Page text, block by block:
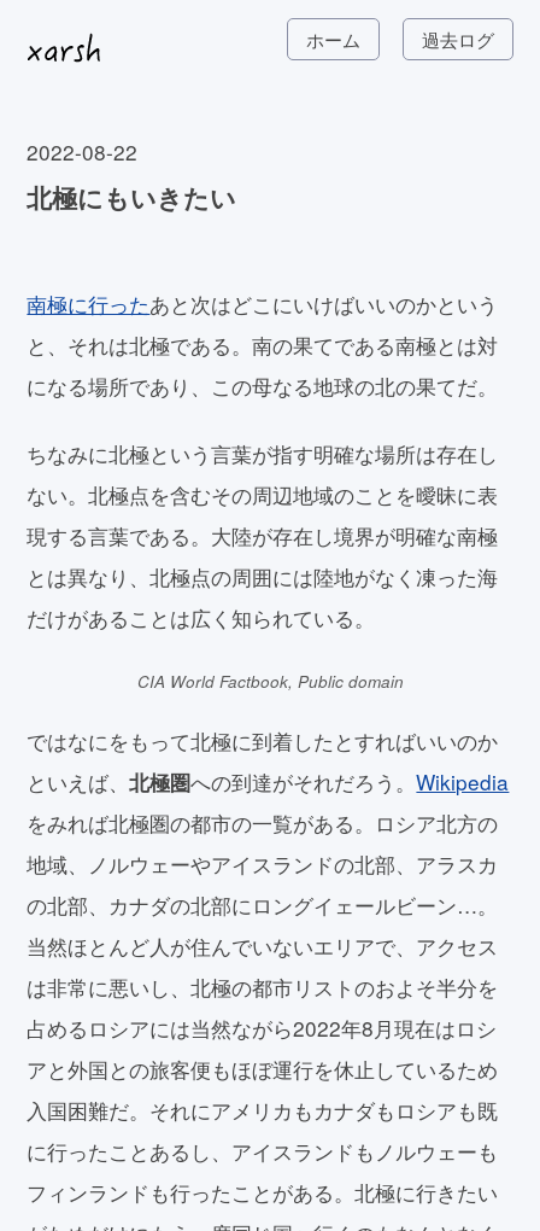
ホーム 過去ログ
2022-08-22
北極にもいきたい
南極に行ったあと次はどこにいけばいいのかという
と、それは北極である。南の果てである南極とは対
になる場所であり、この母なる地球の北の果てだ。
ちなみに北極という言葉が指す明確な場所は存在し
ない。北極点を含むその周辺地域のことを曖昧に表
現する言葉である。大陸が存在し境界が明確な南極
とは異なり、北極点の周囲には陸地がなく凍った海
だけがあることは広く知られている。
CIA World Factbook, Public domain
ではなにをもって北極に到着したとすればいいのか
といえば、北極圏への到達がそれだろう。Wikipedia
をみれば北極圏の都市の一覧がある。ロシア北方の
地域、ノルウェーやアイスランドの北部、アラスカ
の北部、カナダの北部にロングイェールビーン…。
当然ほとんど人が住んでいないエリアで、アクセス
は非常に悪いし、北極の都市リストのおよそ半分を
占めるロシアには当然ながら2022年8月現在はロシ
アと外国との旅客便もほぼ運行を休止しているため
入国困難だ。それにアメリカもカナダもロシアも既
に行ったことあるし、アイスランドもノルウェーも
フィンランドも行ったことがある。北極に行きたい